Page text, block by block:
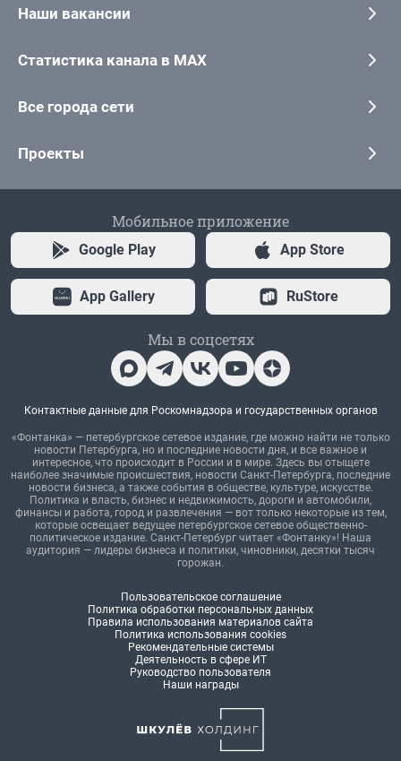
Наши вакансии
Статистика канала в MAX
Все города сети
Проекты
Мобильное приложение
Google Play App Store
App Gallery RuStore
Мы в соцсетях
Контактные данные для Роскомнадзора и государственных органов
«Фонтанка» — петербургское сетевое издание, где можно найти не только
новости Петербурга, но и последние новости дня, и все важное и
интересное, что происходит в России и в мире. Здесь вы отыщете
наиболее значимые происшествия, новости Санкт-Петербурга, последние
новости бизнеса, а также события в обществе, культуре, искусстве.
Политика и власть, бизнес и недвижимость, дороги и автомобили,
финансы и работа, город и развлечения — вот только некоторые из тем,
которые освещает ведущее петербургское сетевое общественно-
политическое издание. Санкт-Петербург читает «Фонтанку»! Наша
аудитория — лидеры бизнеса и политики, чиновники, десятки тысяч
горожан.
Пользовательское соглашение
Политика обработки персональных данных
Правила использования материалов сайта
Политика использования cookies
Рекомендательные системы
Деятельность в сфере ИТ
Руководство пользователя
Наши награды